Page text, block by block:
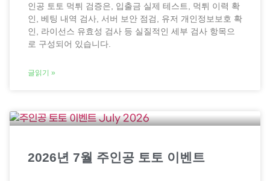
인공 토토 먹튀 검증은, 입출금 실제 테스트, 먹튀 이력 확
인, 베팅 내역 검사, 서버 보안 점검, 유저 개인정보보호 확
인, 라이선스 유효성 검사 등 실질적인 세부 검사 항목으
로 구성되어 있습니다.
글읽기 »
2026년 7월 주인공 토토 이벤트